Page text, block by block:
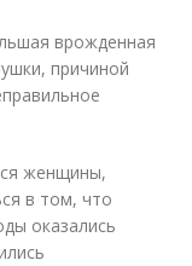
врожденная
причиной
женщины,
в том, что
оказались